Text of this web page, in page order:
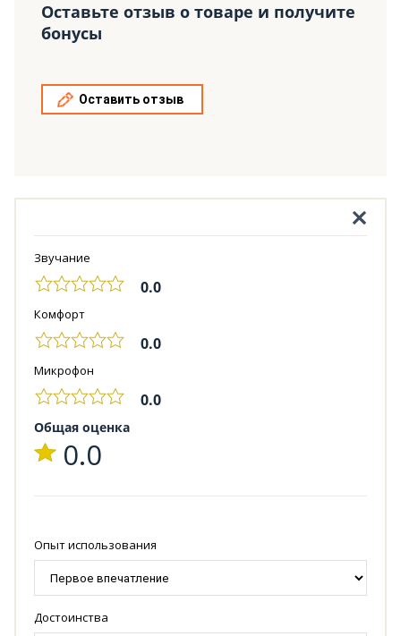
Оставьте отзыв о товаре и получите
бонусы
Оставить отзыв
Звучание
0.0
Комфорт
0.0
Микрофон
0.0
Общая оценка
0.0
Опыт использования
Достоинства